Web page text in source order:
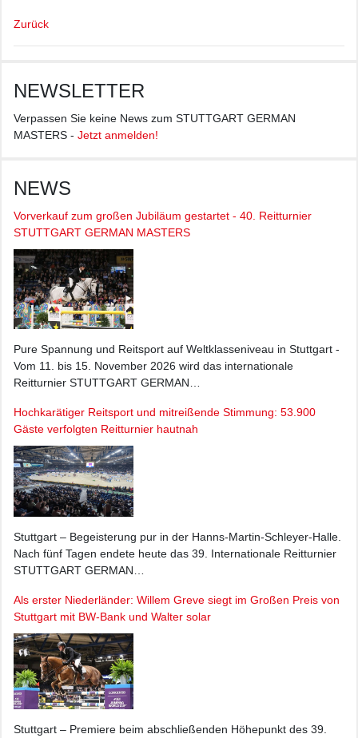
Zurück
NEWSLETTER
Verpassen Sie keine News zum STUTTGART GERMAN
MASTERS - Jetzt anmelden!
NEWS
Vorverkauf zum großen Jubiläum gestartet - 40. Reitturnier
STUTTGART GERMAN MASTERS
Pure Spannung und Reitsport auf Weltklasseniveau in Stuttgart -
Vom 11. bis 15. November 2026 wird das internationale
Reitturnier STUTTGART GERMAN…
Hochkarätiger Reitsport und mitreißende Stimmung: 53.900
Gäste verfolgten Reitturnier hautnah
Stuttgart – Begeisterung pur in der Hanns-Martin-Schleyer-Halle.
Nach fünf Tagen endete heute das 39. Internationale Reitturnier
STUTTGART GERMAN…
Als erster Niederländer: Willem Greve siegt im Großen Preis von
Stuttgart mit BW-Bank und Walter solar
Stuttgart – Premiere beim abschließenden Höhepunkt des 39.